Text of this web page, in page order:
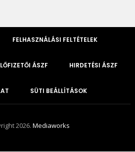
FELHASZNÁLÁSI FELTÉTELEK
ÁSZF HIRDETÉSI ÁSZF
SÜTI BEÁLLÍTÁSOK
2026.Mediaworks